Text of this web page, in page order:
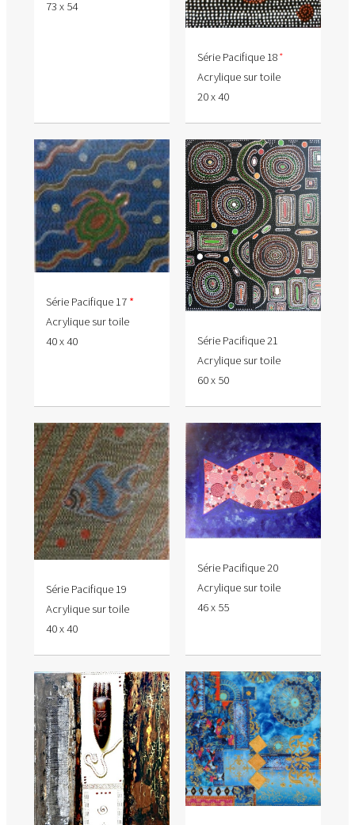
73 x 54
Série Pacifique 18*
Acrylique sur toile
20 x 40
Série Pacifique 17 *
Acrylique sur toile
40 x 40
Série Pacifique 21
Acrylique sur toile
60 x 50
Série Pacifique 19
Acrylique sur toile
40 x 40
Série Pacifique 20
Acrylique sur toile
46 x 55